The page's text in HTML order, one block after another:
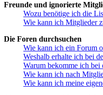
Freunde und ignorierte
Wozu benötige ich die
Wie kann ich Mitglieder
Die Foren durchsuchen
Wie kann ich ein Forum
Weshalb erhalte ich bei
Warum bekomme ich bei
Wie kann ich nach
Wie kann ich meine